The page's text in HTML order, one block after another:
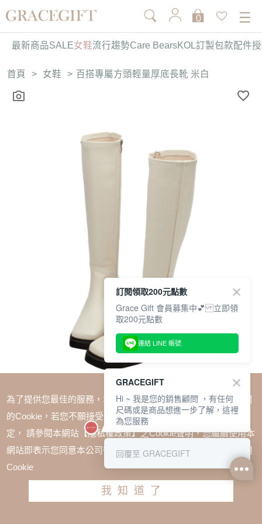
0
最新商品SALE女鞋流行趨勢Care BearsKOL訂製包款配件
首頁 > 女鞋 > 百搭專屬方頭輕量厚底長靴 米白
SALE
1+1=$1488(無法單退)
百搭專屬方頭輕量厚底長靴 米白
TWD $2580 TWD $1980
尺寸參考表
為了提供您最佳的服務，本網站會在您的電腦中放置並取用我們
的Cookie，若您不願接受Cookie時應如何變更電腦的Cookie設
定， 請參閱本網站【隱私權政策】之Cookie聲明，您繼續使用本
網站即表示您同意本公司得按本網站使用條款之Cookie聲明使用
Cookie
我知道了
訂閱領取200元點數
Grace Gift 會員募集中💕 立即領
取200元點數
連結 LINE 帳號
GRACEGIFT
Hi ~ 我是您的銷售顧問 ，有任何
尺碼或是商品想進一步了解，這裡
為您服務
回覆至 GRACEGIFT